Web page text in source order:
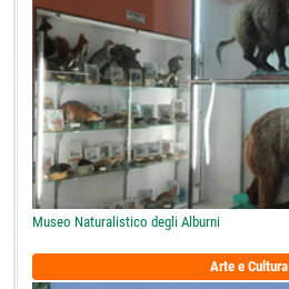
Museo Naturalistico degli Alburni
Arte e Cultura